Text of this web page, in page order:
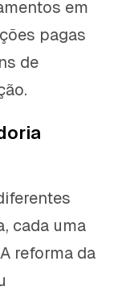
em
pagas
de
cada uma
reforma da